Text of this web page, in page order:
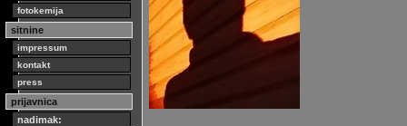
fotokemija
sitnine
impressum
kontakt
press
prijavnica
nadimak: